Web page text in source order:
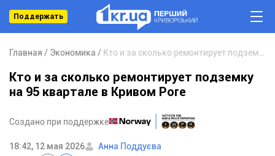
Поддержать
Главная Экономика
Кто и за сколько ремонтирует подземку
на 95 квартале в Кривом Роге
Создано при поддержке
18:42, 12 мая 2026
Анна Поддуєва